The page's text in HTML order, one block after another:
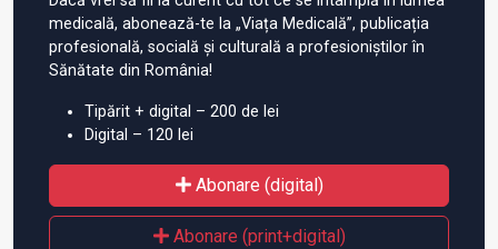
medicală, abonează-te la „Viața Medicală”, publicația
profesională, socială și culturală a profesioniștilor în
Sănătate din România!
Tipărit + digital – 200 de lei
Digital – 120 lei
Abonare (digital)
Abonare (print+digital)